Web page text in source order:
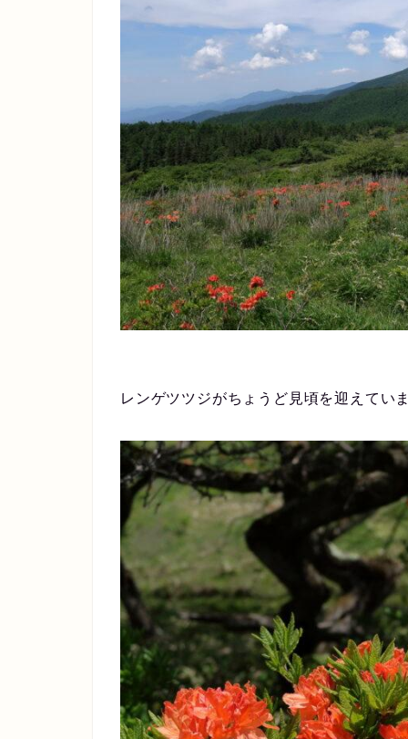
レンゲツツジがちょうど見頃を迎えてい